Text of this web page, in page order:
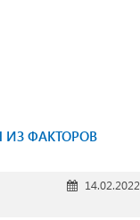
ФАКТОРОВ
14.02.2022